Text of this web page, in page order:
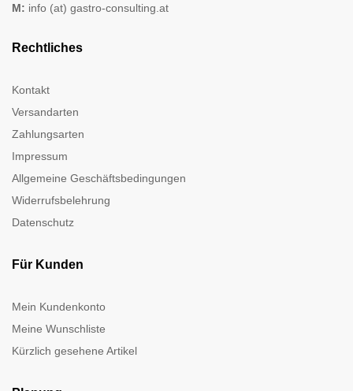
M: info (at) gastro-consulting.at
Rechtliches
Kontakt
Versandarten
Zahlungsarten
Impressum
Allgemeine Geschäftsbedingungen
Widerrufsbelehrung
Datenschutz
Für Kunden
Mein Kundenkonto
Meine Wunschliste
Kürzlich gesehene Artikel